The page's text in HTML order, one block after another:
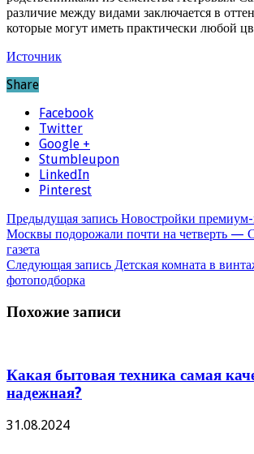
различие между видами заключается в
которые могут иметь практически любой
Источник
Share
Facebook
Twitter
Google +
Stumbleupon
LinkedIn
Pinterest
Предыдущая запись Новостройки премиум-
Москвы подорожали почти на четверть —
газета
Следующая запись Детская комната в
фотоподборка
Похожие записи
Какая бытовая техника самая
надежная?
31.08.2024